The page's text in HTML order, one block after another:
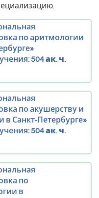
по аритмологии
504 ак. ч.
по акушерству и
в Санкт‑Петербурге»
504 ак. ч.
по
в